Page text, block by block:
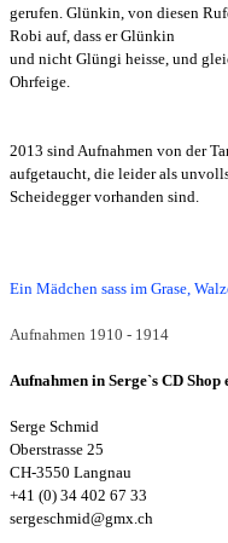
gerufen. Glünkin, von diesen
Robi auf, dass er Glünkin
und nicht Glüngi heisse, und
Ohrfeige.
2013 sind Aufnahmen von der
aufgetaucht, die leider als
Scheidegger vorhanden sind.
Ein Mädchen sass im Grase,
Aufnahmen 1910 - 1914
Aufnahmen in Serge`s CD
Serge Schmid
Oberstrasse 25
CH-3550 Langnau
+41 (0) 34 402 67 33
sergeschmid@gmx.ch